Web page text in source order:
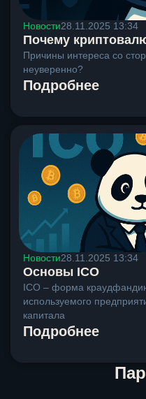
Новости28.11.2025 13:34
Почему
Причины интереса со
неуверенно?
Подробнее
Новости28.11.2025 13:34
Основы ICO
ICO – форма
используемого
капитала
Подробнее